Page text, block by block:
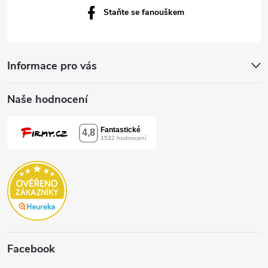
Informace pro vás
Naše hodnocení
Facebook
Staňte se fanouškem